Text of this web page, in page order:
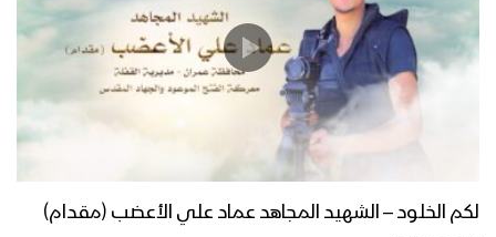
لكم الخلود – الشهيد المجاهد عماد علي الأعضب (مقدام)